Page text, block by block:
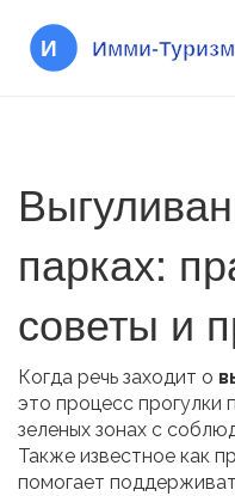
парках:
советы и
Когда речь заходит о
это процесс прогулки
зеленых зонах с
Также известное как
помогает